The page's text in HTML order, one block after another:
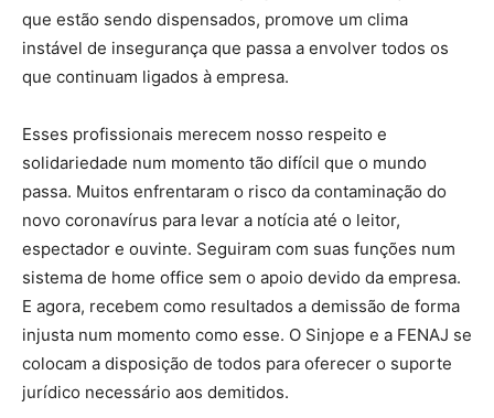
que estão sendo dispensados, promove um clima
instável de insegurança que passa a envolver todos os
que continuam ligados à empresa.
Esses profissionais merecem nosso respeito e
solidariedade num momento tão difícil que o mundo
passa. Muitos enfrentaram o risco da contaminação do
novo coronavírus para levar a notícia até o leitor,
espectador e ouvinte. Seguiram com suas funções num
sistema de home office sem o apoio devido da empresa.
E agora, recebem como resultados a demissão de forma
injusta num momento como esse. O Sinjope e a FENAJ se
colocam a disposição de todos para oferecer o suporte
jurídico necessário aos demitidos.